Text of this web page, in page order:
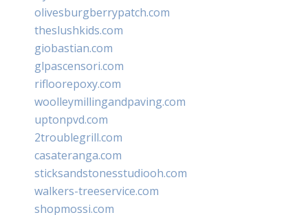
olivesburgberrypatch.com
theslushkids.com
giobastian.com
glpascensori.com
rifloorepoxy.com
woolleymillingandpaving.com
uptonpvd.com
2troublegrill.com
casateranga.com
sticksandstonesstudiooh.com
walkers-treeservice.com
shopmossi.com